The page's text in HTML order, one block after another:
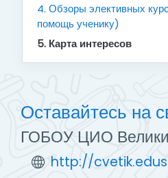
4. Обзоры элективных
помощь ученику)
5. Карта интересов
Оставайтесь на
ГОБОУ ЦИО
http://